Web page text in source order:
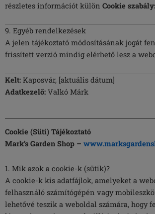
részletes információt külön Cookie
9. Egyéb rendelkezések
A jelen tájékoztató módosításának jogát
frissített verzió mindig elérhető lesz a
Kelt: Kaposvár, [aktuális dátum]
Adatkezelő: Valkó Márk
Cookie (Süti) Tájékoztató
Mark’s Garden Shop –
1. Mik azok a cookie-k (sütik)?
A cookie-k kis adatfájlok, amelyeket a
felhasználó számítógépén vagy
lehetővé teszik a weboldal számára, hogy